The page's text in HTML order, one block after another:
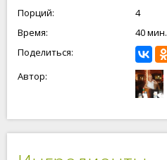
Порций:
4
Время:
40 мин.
Поделиться:
Автор: